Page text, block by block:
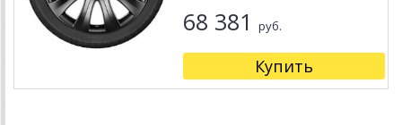
68 381 руб.
Купить